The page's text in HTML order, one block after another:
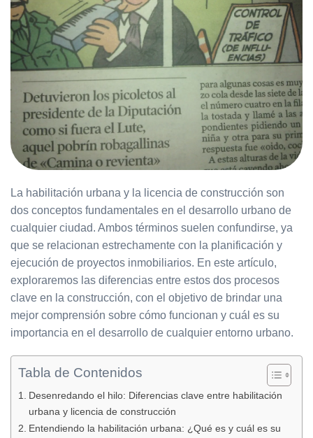
La habilitación urbana y la licencia de construcción son
dos conceptos fundamentales en el desarrollo urbano de
cualquier ciudad. Ambos términos suelen confundirse, ya
que se relacionan estrechamente con la planificación y
ejecución de proyectos inmobiliarios. En este artículo,
exploraremos las diferencias entre estos dos procesos
clave en la construcción, con el objetivo de brindar una
mejor comprensión sobre cómo funcionan y cuál es su
importancia en el desarrollo de cualquier entorno urbano.
Tabla de Contenidos
Desenredando el hilo: Diferencias clave entre habilitación
urbana y licencia de construcción
Entendiendo la habilitación urbana: ¿Qué es y cuál es su